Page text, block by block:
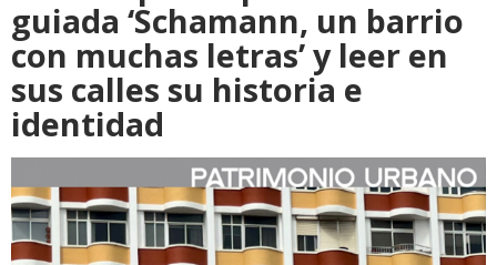
guiada ‘Schamann, un barrio
con muchas letras’ y leer en
sus calles su historia e
identidad